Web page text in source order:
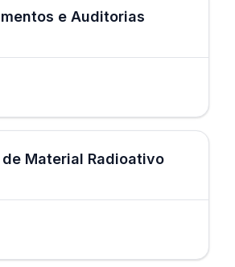
e Auditorias
Material Radioativo